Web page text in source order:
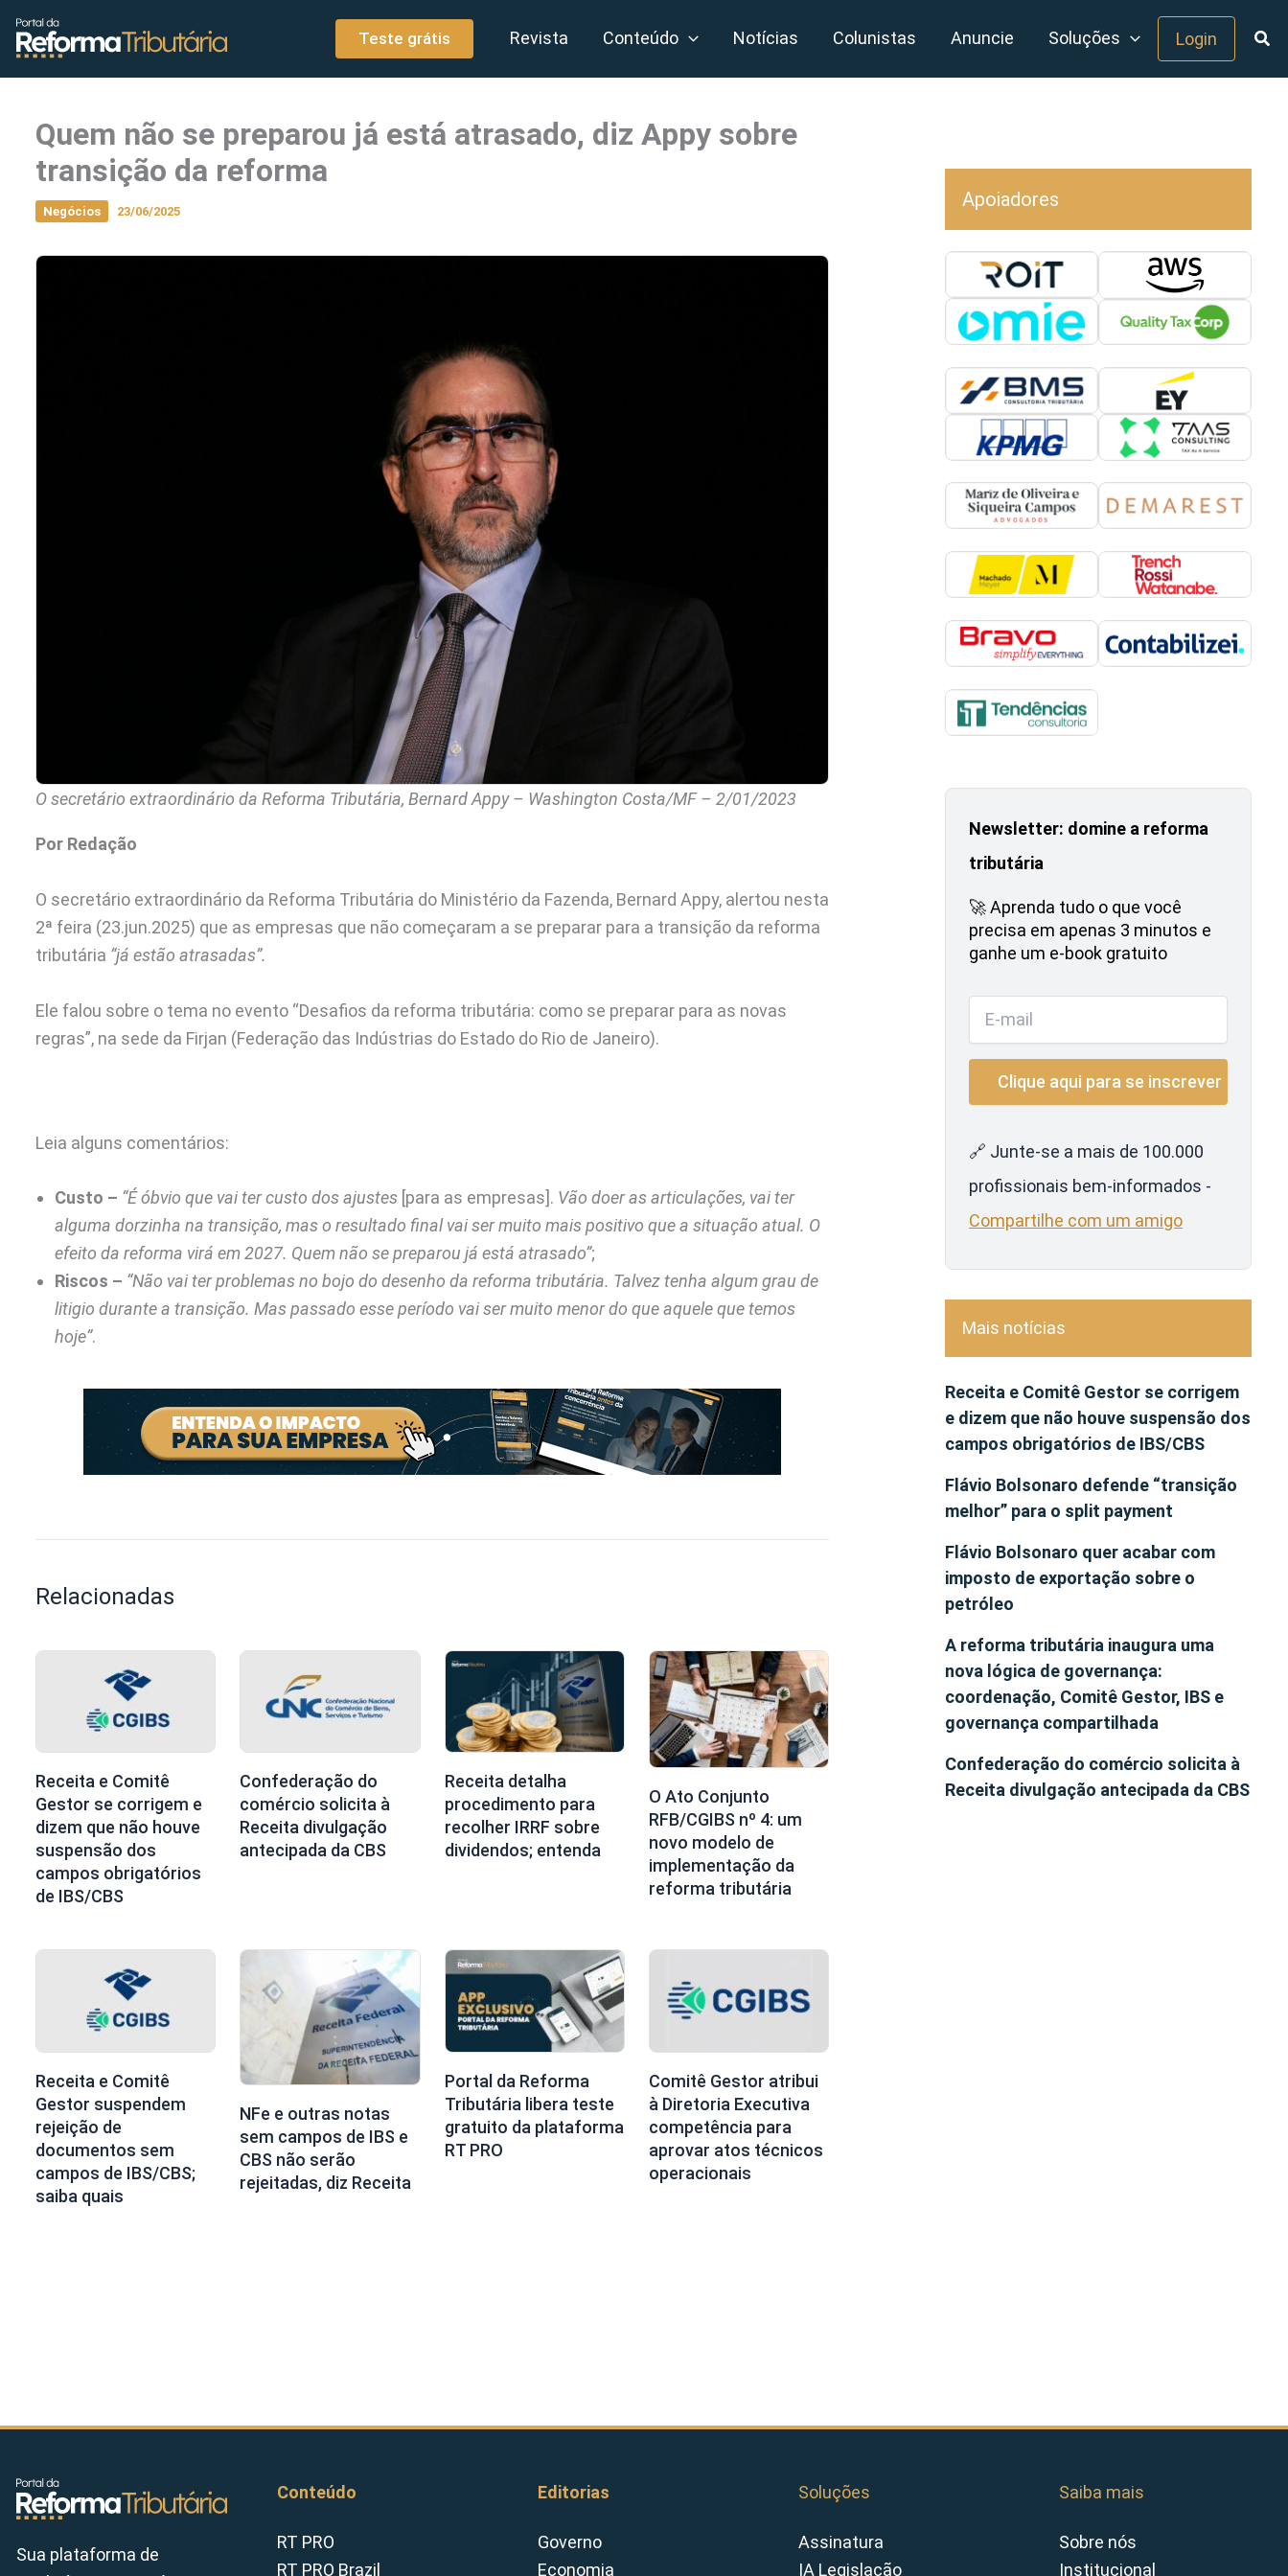
conteúdo
Teste grátis Revista Conteúdo Notícias Colunistas Anuncie Soluções Login
Quem não se preparou já está atrasado, diz Appy sobre
transição da reforma
Negócios 23/06/2025
O secretário extraordinário da Reforma Tributária, Bernard Appy – Washington Costa/MF – 2/01/2023
Por Redação
O secretário extraordinário da Reforma Tributária do Ministério da Fazenda, Bernard Appy, alertou nesta
2ª feira (23.jun.2025) que as empresas que não começaram a se preparar para a transição da reforma
tributária “já estão atrasadas”.
Ele falou sobre o tema no evento “Desafios da reforma tributária: como se preparar para as novas
regras”, na sede da Firjan (Federação das Indústrias do Estado do Rio de Janeiro).
Leia alguns comentários:
Custo – “É óbvio que vai ter custo dos ajustes [para as empresas]. Vão doer as articulações, vai ter
alguma dorzinha na transição, mas o resultado final vai ser muito mais positivo que a situação atual. O
efeito da reforma virá em 2027. Quem não se preparou já está atrasado”;
Riscos – “Não vai ter problemas no bojo do desenho da reforma tributária. Talvez tenha algum grau de
litigio durante a transição. Mas passado esse período vai ser muito menor do que aquele que temos
hoje”.
Relacionadas
Receita e Comitê
Gestor se corrigem e
dizem que não houve
suspensão dos
campos obrigatórios
de IBS/CBS
Confederação do
comércio solicita à
Receita divulgação
antecipada da CBS
Receita detalha
procedimento para
recolher IRRF sobre
dividendos; entenda
O Ato Conjunto
RFB/CGIBS nº 4: um
novo modelo de
implementação da
reforma tributária
Receita e Comitê
Gestor suspendem
rejeição de
documentos sem
campos de IBS/CBS;
saiba quais
NFe e outras notas
sem campos de IBS e
CBS não serão
rejeitadas, diz Receita
Portal da Reforma
Tributária libera teste
gratuito da plataforma
RT PRO
Comitê Gestor atribui
à Diretoria Executiva
competência para
aprovar atos técnicos
operacionais
Apoiadores
Newsletter: domine a reforma
tributária
🚀 Aprenda tudo o que você
precisa em apenas 3 minutos e
ganhe um e-book gratuito
🔗 Junte-se a mais de 100.000
profissionais bem-informados -
Compartilhe com um amigo
Mais notícias
Receita e Comitê Gestor se corrigem
e dizem que não houve suspensão dos
campos obrigatórios de IBS/CBS
Flávio Bolsonaro defende “transição
melhor” para o split payment
Flávio Bolsonaro quer acabar com
imposto de exportação sobre o
petróleo
A reforma tributária inaugura uma
nova lógica de governança:
coordenação, Comitê Gestor, IBS e
governança compartilhada
Confederação do comércio solicita à
Receita divulgação antecipada da CBS
Sua plataforma de
Conteúdo
RT PRO
RT PRO Brazil
Editorias
Governo
Economia
Soluções
Assinatura
IA Legislação
Saiba mais
Sobre nós
Institucional